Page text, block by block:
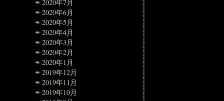
2020年7月
2020年6月
2020年5月
2020年4月
2020年3月
2020年2月
2020年1月
2019年12月
2019年11月
2019年10月